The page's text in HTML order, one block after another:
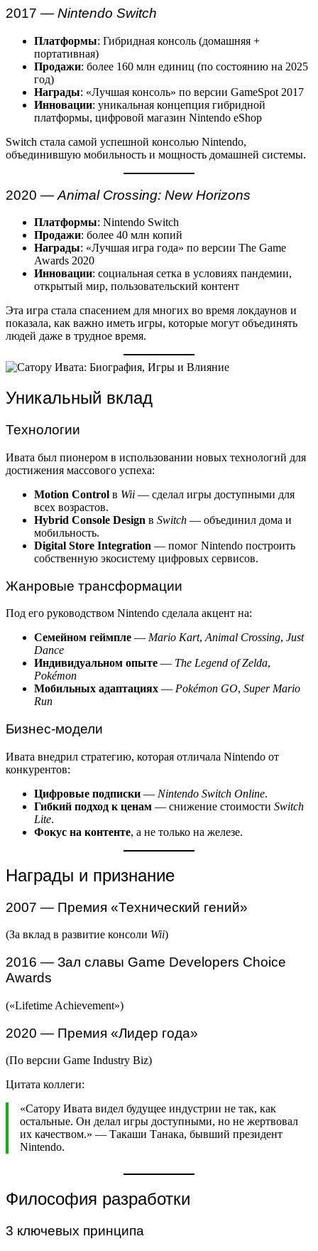
2017 — Nintendo Switch
Платформы: Гибридная консоль (домашняя +
портативная)
Продажи: более 160 млн единиц (по состоянию на 2025
год)
Награды: «Лучшая консоль» по версии GameSpot 2017
Инновации: уникальная концепция гибридной
платформы, цифровой магазин Nintendo eShop
Switch стала самой успешной консолью Nintendo,
объединившую мобильность и мощность домашней системы.
2020 — Animal Crossing: New Horizons
Платформы: Nintendo Switch
Продажи: более 40 млн копий
Награды: «Лучшая игра года» по версии The Game
Awards 2020
Инновации: социальная сетка в условиях пандемии,
открытый мир, пользовательский контент
Эта игра стала спасением для многих во время локдаунов и
показала, как важно иметь игры, которые могут объединять
людей даже в трудное время.
Уникальный вклад
Технологии
Ивата был пионером в использовании новых технологий для
достижения массового успеха:
Motion Control в Wii — сделал игры доступными для
всех возрастов.
Hybrid Console Design в Switch — объединил дома и
мобильность.
Digital Store Integration — помог Nintendo построить
собственную экосистему цифровых сервисов.
Жанровые трансформации
Под его руководством Nintendo сделала акцент на:
Семейном геймпле — Mario Kart,Animal Crossing, Just
Dance
Индивидуальном опыте — The Legend of Zelda,
Pokémon
Мобильных адаптациях — Pokémon GO, Super Mario
Run
Бизнес-модели
Ивата внедрил стратегию, которая отличала Nintendo от
конкурентов:
Цифровые подписки — Nintendo Switch Online.
Гибкий подход к ценам — снижение стоимости Switch
Lite.
Фокус на контенте, а не только на железе.
Награды и признание
2007 — Премия «Технический гений»
(За вклад в развитие консоли Wii)
2016 — Зал славы Game Developers Choice
Awards
(«Lifetime Achievement»)
2020 — Премия «Лидер года»
(По версии Game Industry Biz)
Цитата коллеги:
«Сатору Ивата видел будущее индустрии не так, как
остальные. Он делал игры доступными, но не жертвовал
их качеством.» — Такаши Танака, бывший президент
Nintendo.
Философия разработки
3 ключевых принципа